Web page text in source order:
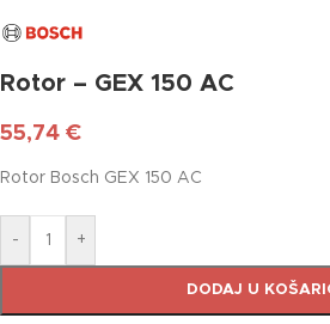
Rotor – GEX 150 AC
55,74 €
Rotor Bosch GEX 150 AC
- +
DODAJ U